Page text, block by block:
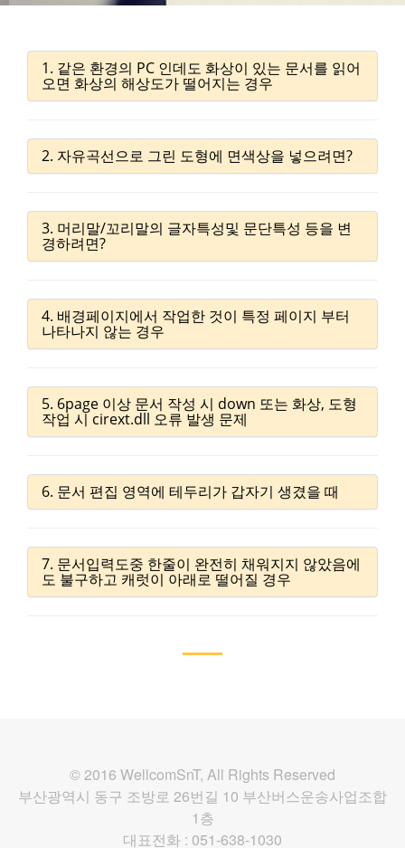
1. 같은 환경의 PC 인데도 화상이 있는 문서를 읽어
오면 화상의 해상도가 떨어지는 경우
2. 자유곡선으로 그린 도형에 면색상을 넣으려면?
3. 머리말/꼬리말의 글자특성및 문단특성 등을 변
경하려면?
4. 배경페이지에서 작업한 것이 특정 페이지 부터
나타나지 않는 경우
5. 6page 이상 문서 작성 시 down 또는 화상, 도형
작업 시 cirext.dll 오류 발생 문제
6. 문서 편집 영역에 테두리가 갑자기 생겼을 때
7. 문서입력도중 한줄이 완전히 채워지지 않았음에
도 불구하고 캐럿이 아래로 떨어질 경우
© 2016 WellcomSnT, All Rights Reserved
부산광역시 동구 조방로 26번길 10 부산버스운송사업조합
1층
대표전화 : 051-638-1030